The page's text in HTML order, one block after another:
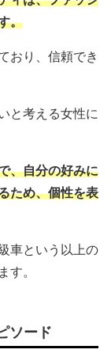
。
おり、信頼でき
と考える女性に
、自分の好みに
ため、個性を表
車という以上の
す。
ソード